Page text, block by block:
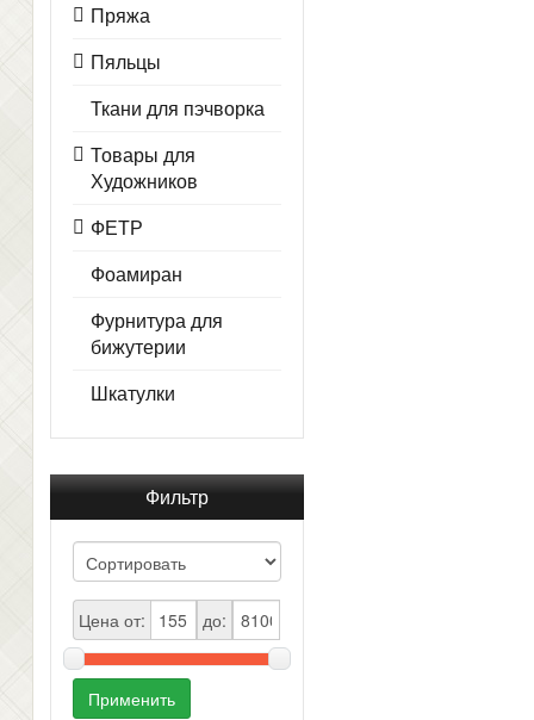
Пряжа
Пяльцы
Ткани для пэчворка
Товары для
Художников
ФЕТР
Фоамиран
Фурнитура для
бижутерии
Шкатулки
Фильтр
Цена от: до:
Применить